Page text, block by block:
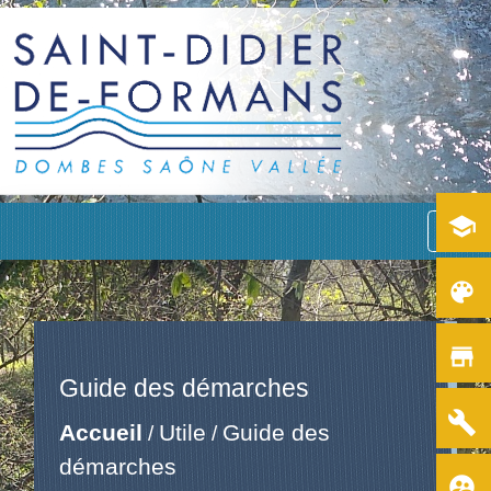
menu
Guide des démarches
Accueil / Utile / Guide des
démarches
school
color_lens
store
build